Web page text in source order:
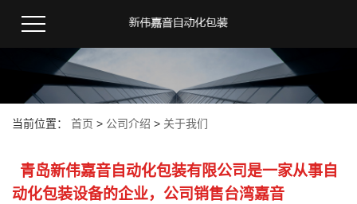
当前位置： 首页 > 公司介绍 > 关于我们
青岛新伟嘉音自动化包装有限公司是一家从事自
动化包装设备的企业，公司销售台湾嘉音